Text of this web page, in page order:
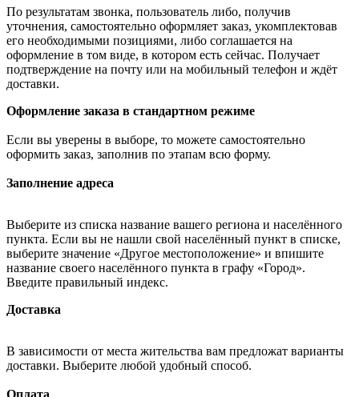
По результатам звонка, пользователь либо, получив
уточнения, самостоятельно оформляет заказ, укомплектовав
его необходимыми позициями, либо соглашается на
оформление в том виде, в котором есть сейчас. Получает
подтверждение на почту или на мобильный телефон и ждёт
доставки.
Оформление заказа в стандартном режиме
Если вы уверены в выборе, то можете самостоятельно
оформить заказ, заполнив по этапам всю форму.
Заполнение адреса
Выберите из списка название вашего региона и населённого
пункта. Если вы не нашли свой населённый пункт в списке,
выберите значение «Другое местоположение» и впишите
название своего населённого пункта в графу «Город».
Введите правильный индекс.
Доставка
В зависимости от места жительства вам предложат варианты
доставки. Выберите любой удобный способ.
Оплата